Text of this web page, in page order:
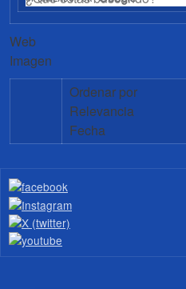
Web
Imagen
Ordenar por
Relevancia
Fecha